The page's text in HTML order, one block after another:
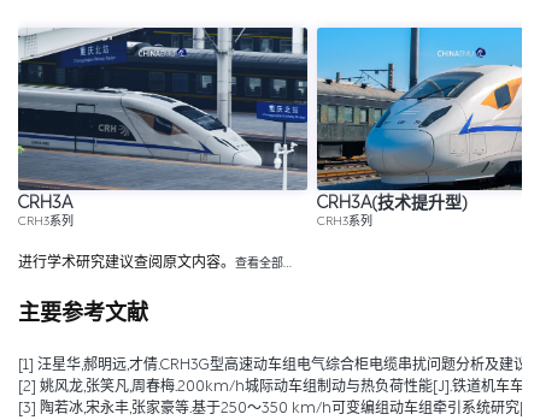
CRH3A
CRH3系列
CRH3A(技术提升型)
CRH3系列
进行学术研究建议查阅原文内容。 查看全部…
主要参考文献
[1] 汪星华,郝明远,才倩.CRH3G型高速动车组电气综合柜电缆串扰问题分析及建
[2] 姚风龙,张笑凡,周春梅.200km/h城际动车组制动与热负荷性能[J].铁道机车车
[3] 陶若冰,宋永丰,张家豪等.基于250～350 km/h可变编组动车组牵引系统研究